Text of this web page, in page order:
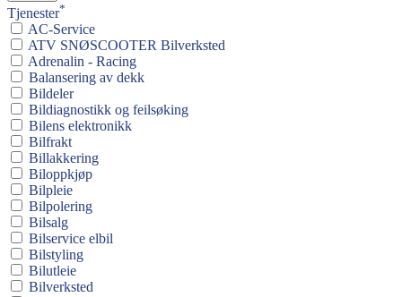
Tjenester*
AC-Service
ATV SNØSCOOTER Bilverksted
Adrenalin - Racing
Balansering av dekk
Bildeler
Bildiagnostikk og feilsøking
Bilens elektronikk
Bilfrakt
Billakkering
Biloppkjøp
Bilpleie
Bilpolering
Bilsalg
Bilservice elbil
Bilstyling
Bilutleie
Bilverksted